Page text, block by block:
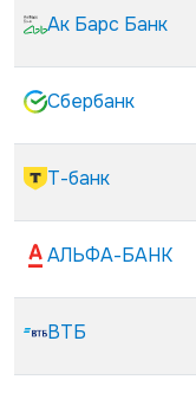
Ак Барс Банк
Сбербанк
Т-банк
АЛЬФА-БАНК
ВТБ